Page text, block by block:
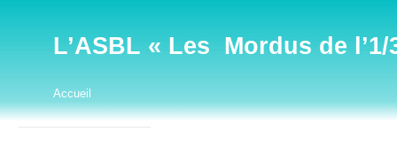
L’ASBL « Les Mordus de l’1/
Accueil